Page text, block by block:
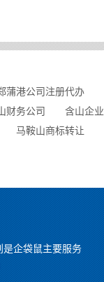
蒲港公司注册代办
财务公司
含山企
马鞍山商标转让
企袋鼠主要服务